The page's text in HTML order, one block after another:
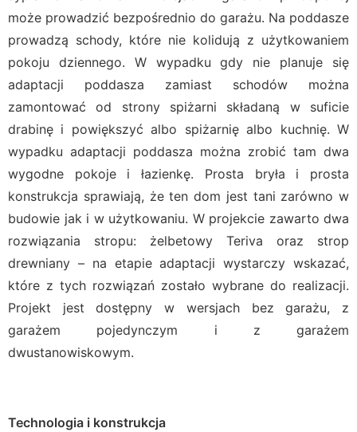
może prowadzić bezpośrednio do garażu. Na poddasze
prowadzą schody, które nie kolidują z użytkowaniem
pokoju dziennego. W wypadku gdy nie planuje się
adaptacji poddasza zamiast schodów można
zamontować od strony spiżarni składaną w suficie
drabinę i powiększyć albo spiżarnię albo kuchnię. W
wypadku adaptacji poddasza można zrobić tam dwa
wygodne pokoje i łazienkę. Prosta bryła i prosta
konstrukcja sprawiają, że ten dom jest tani zarówno w
budowie jak i w użytkowaniu. W projekcie zawarto dwa
rozwiązania stropu: żelbetowy Teriva oraz strop
drewniany – na etapie adaptacji wystarczy wskazać,
które z tych rozwiązań zostało wybrane do realizacji.
Projekt jest dostępny w wersjach bez garażu, z
garażem pojedynczym i z garażem
dwustanowiskowym.
Technologia i konstrukcja